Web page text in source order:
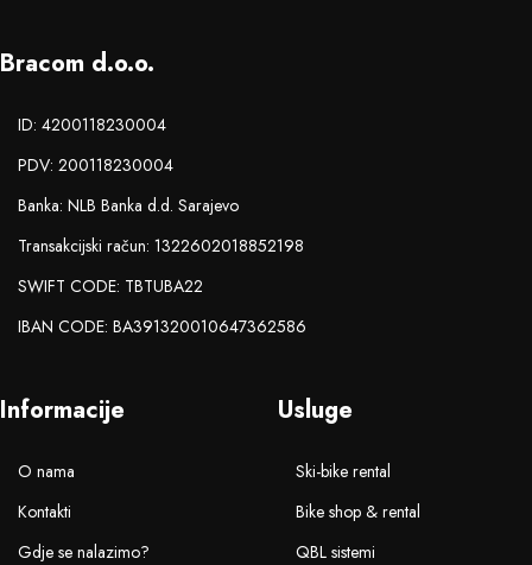
Bracom d.o.o.
ID: 4200118230004
PDV: 200118230004
Banka: NLB Banka d.d. Sarajevo
Transakcijski račun: 1322602018852198
SWIFT CODE: TBTUBA22
IBAN CODE: BA391320010647362586
Informacije
O nama
Kontakti
Gdje se nalazimo?
Usluge
Ski-bike rental
Bike shop & rental
QBL sistemi